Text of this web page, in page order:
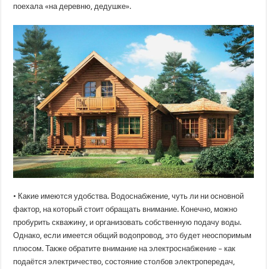
поехала «на деревню, дедушке».
• Какие имеются удобства. Водоснабжение, чуть ли ни основной
фактор, на который стоит обращать внимание. Конечно, можно
пробурить скважину, и организовать собственную подачу воды.
Однако, если имеется общий водопровод, это будет неоспоримым
плюсом. Также обратите внимание на электроснабжение – как
подаётся электричество, состояние столбов электропередач,